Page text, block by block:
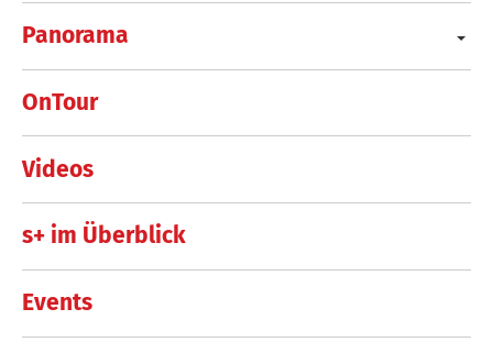
Panorama
OnTour
Videos
s+ im Überblick
Events